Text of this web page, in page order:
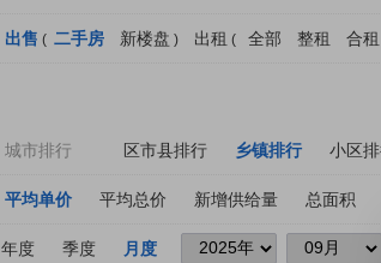
出售 ( 二手房 新楼盘 ) 出租 ( 全部 整租 合租
城市排行 区市县排行 乡镇排行 小区
平均单价 平均总价 新增供给量 总面积
年度 季度 月度